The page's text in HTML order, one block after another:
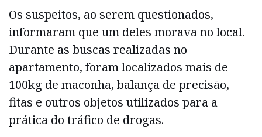
Os suspeitos, ao serem questionados,
informaram que um deles morava no local.
Durante as buscas realizadas no
apartamento, foram localizados mais de
100kg de maconha, balança de precisão,
fitas e outros objetos utilizados para a
prática do tráfico de drogas.